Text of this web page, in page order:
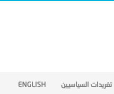
تغريدات السياسيين ENGLISH